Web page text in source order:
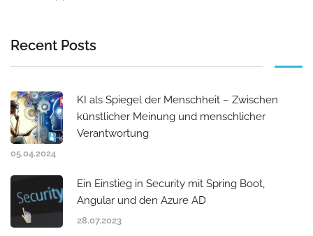
Recent Posts
KI als Spiegel der Menschheit – Zwischen
künstlicher Meinung und menschlicher
Verantwortung
05.04.2024
Ein Einstieg in Security mit Spring Boot,
Angular und den Azure AD
28.07.2023